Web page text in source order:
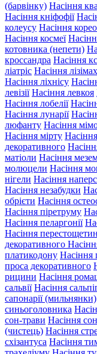
(барвінку) Насіння
Насіння кніфофії
колеусу Насіння
Насіння космеї
котовника (непети)
кроссандра Насіння
ліатріс Насіння
Насіння ліхнісу
левізії Насіння левкоя
Насіння лобелії
Насіння лунарії
люфанту Насіння
Насіння мірту
декоративного
матіоли Насіння
молюцели Насіння
нігели Насіння
Насіння незабудки
обрієти Насіння
Насіння піретруму
Насіння пеларгонії
Насіння
декоративного
платикодону Насіння
проса декоративного
рицини Насіння
сальвії Насіння
сапонарії (мильнянки)
синьоголовника
сон-трави Насіння
(чистець) Насіння
схізантуса Насіння